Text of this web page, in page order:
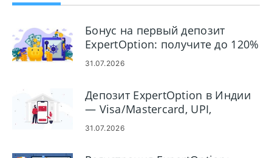
Бонус на первый депозит
ExpertOption: получите до 120%
на свой депозит
31.07.2026
Депозит ExpertOption в Индии
— Visa/Mastercard, UPI,
электронные платежи и
31.07.2026